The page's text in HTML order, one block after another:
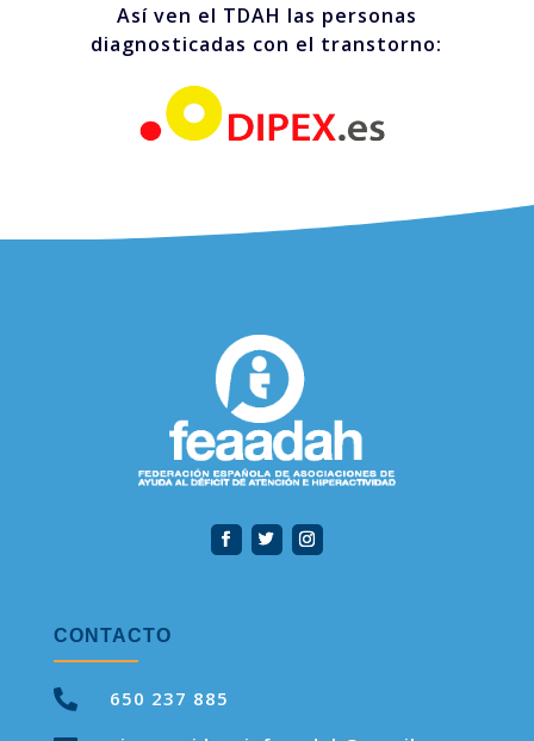
Así ven el TDAH las personas
diagnosticadas con el transtorno:
CONTACTO

650 237 885